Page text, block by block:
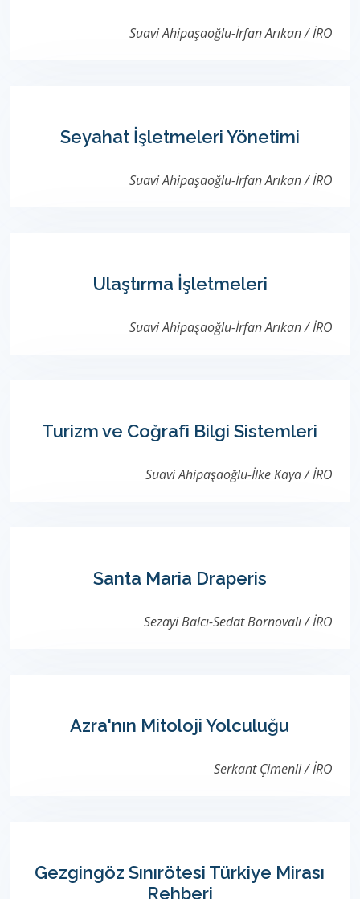
Suavi Ahipaşaoğlu-İrfan Arıkan / İRO
Seyahat İşletmeleri Yönetimi
Suavi Ahipaşaoğlu-İrfan Arıkan / İRO
Ulaştırma İşletmeleri
Suavi Ahipaşaoğlu-İrfan Arıkan / İRO
Turizm ve Coğrafi Bilgi Sistemleri
Suavi Ahipaşaoğlu-İlke Kaya / İRO
Santa Maria Draperis
Sezayi Balcı-Sedat Bornovalı / İRO
Azra'nın Mitoloji Yolculuğu
Serkant Çimenli / İRO
Gezgingöz Sınırötesi Türkiye Mirası
Rehberi